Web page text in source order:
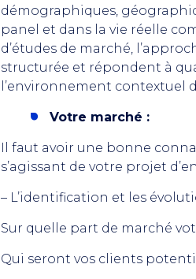
démographiques,
panel et dans la vie réelle
d’études de marché,
structurée et répondent à
l’environnement contextuel
Votre marché :
Il faut avoir une bonne
s’agissant de votre projet
– L’identification et les
Sur quelle part de marché
Qui seront vos clients